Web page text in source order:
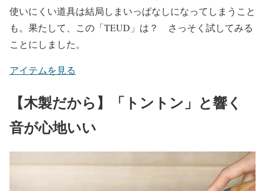
使いにくい道具は結局しまいっぱなしになってしまうこと
も。果たして、この「TEUD」は？ さっそく試してみる
ことにしました。
アイテムを見る
【木製だから】「トントン」と響く
音が心地いい